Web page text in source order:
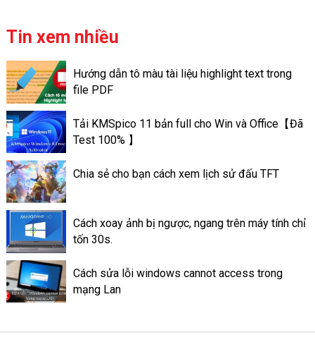
người cũng biết cách chụp
Bài viết này chúng tôi sẽ
hướng dẫn các cách chụp màn
hình máy tính Dell nhanh nhất
và chi tiết nhất. Giúp cho bạn
lựa chọn được cách phù hợp
với nhu cầu của mình.
Tin xem nhiều
Hướng dẫn tô màu tài liệu highlight text trong
file PDF
Tải KMSpico 11 bản full cho Win và Office【Đã
Test 100% 】
Chia sẻ cho bạn cách xem lịch sử đấu TFT
Cách xoay ảnh bị ngược, ngang trên máy tính chỉ
tốn 30s.
Cách sửa lỗi windows cannot access trong
mạng Lan